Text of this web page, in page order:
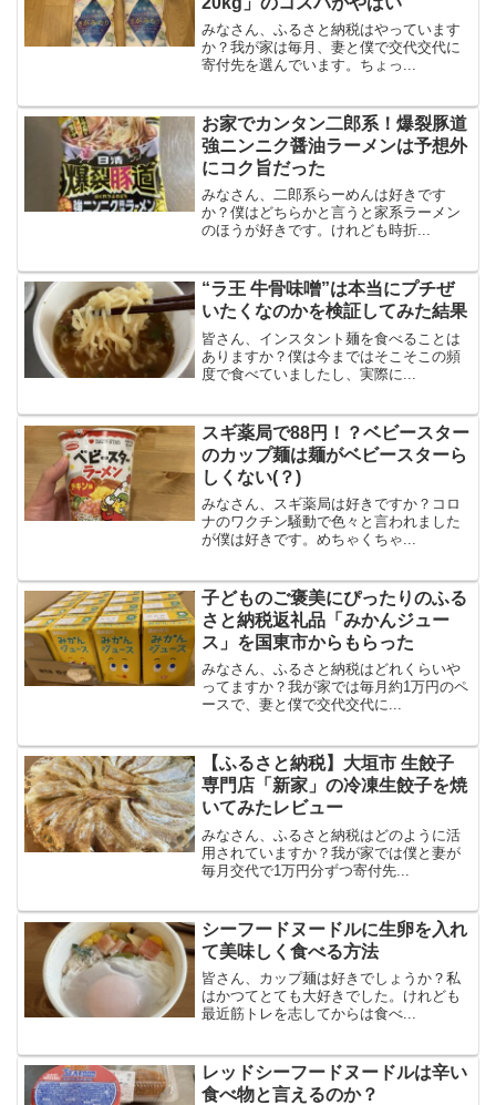
みなさん、ふるさと納税はやっています
か？我が家は毎月、妻と僕で交代交代に
寄付先を選んでいます。ちょっ...
お家でカンタン二郎系！爆裂豚道
強ニンニク醤油ラーメンは予想外
にコク旨だった
みなさん、二郎系らーめんは好きです
か？僕はどちらかと言うと家系ラーメン
のほうが好きです。けれども時折...
“ラ王 牛骨味噌”は本当にプチぜ
いたくなのかを検証してみた結果
皆さん、インスタント麺を食べることは
ありますか？僕は今まではそこそこの頻
度で食べていましたし、実際に...
スギ薬局で88円！？ベビースター
のカップ麺は麺がベビースターら
しくない(？)
みなさん、スギ薬局は好きですか？コロ
ナのワクチン騒動で色々と言われました
が僕は好きです。めちゃくちゃ...
子どものご褒美にぴったりのふる
さと納税返礼品「みかんジュー
ス」を国東市からもらった
みなさん、ふるさと納税はどれくらいや
ってますか？我が家では毎月約1万円のペ
ースで、妻と僕で交代交代に...
【ふるさと納税】大垣市 生餃子
専門店「新家」の冷凍生餃子を焼
いてみたレビュー
みなさん、ふるさと納税はどのように活
用されていますか？我が家では僕と妻が
毎月交代で1万円分ずつ寄付先...
シーフードヌードルに生卵を入れ
て美味しく食べる方法
皆さん、カップ麺は好きでしょうか？私
はかつてとても大好きでした。けれども
最近筋トレを志してからは食べ...
レッドシーフードヌードルは辛い
食べ物と言えるのか？